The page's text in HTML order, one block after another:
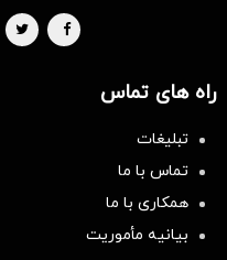
راه های تماس
تبلیغات
تماس با ما
همکاری با ما
بیانیه مأموریت